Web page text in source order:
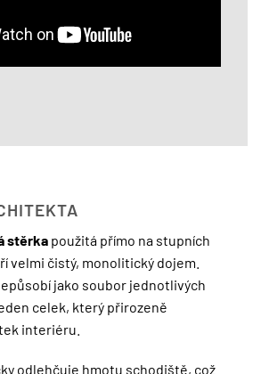
stěrkapoužitá přímo na stupních
velmi čistý, monolitický dojem.
jako soubor jednotlivých
celek, který přirozeně
interiéru.
odlehčuje hmotu schodiště, což